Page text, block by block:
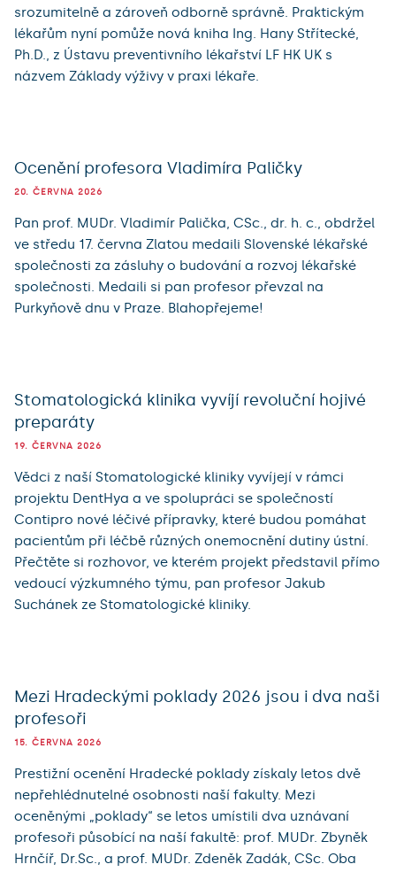
srozumitelně a zároveň odborně správně. Praktickým
lékařům nyní pomůže nová kniha Ing. Hany Střítecké,
Ph.D., z Ústavu preventivního lékařství LF HK UK s
názvem Základy výživy v praxi lékaře.
Ocenění profesora Vladimíra Paličky
20. ČERVNA 2026
Pan prof. MUDr. Vladimír Palička, CSc., dr. h. c., obdržel
ve středu 17. června Zlatou medaili Slovenské lékařské
společnosti za zásluhy o budování a rozvoj lékařské
společnosti. Medaili si pan profesor převzal na
Purkyňově dnu v Praze. Blahopřejeme!
Stomatologická klinika vyvíjí revoluční hojivé
preparáty
19. ČERVNA 2026
Vědci z naší Stomatologické kliniky vyvíjejí v rámci
projektu DentHya a ve spolupráci se společností
Contipro nové léčivé přípravky, které budou pomáhat
pacientům při léčbě různých onemocnění dutiny ústní.
Přečtěte si rozhovor, ve kterém projekt představil přímo
vedoucí výzkumného týmu, pan profesor Jakub
Suchánek ze Stomatologické kliniky.
Mezi Hradeckými poklady 2026 jsou i dva naši
profesoři
15. ČERVNA 2026
Prestižní ocenění Hradecké poklady získaly letos dvě
nepřehlédnutelné osobnosti naší fakulty. Mezi
oceněnými „poklady“ se letos umístili dva uznávaní
profesoři působící na naší fakultě: prof. MUDr. Zbyněk
Hrnčíř, Dr.Sc., a prof. MUDr. Zdeněk Zadák, CSc. Oba